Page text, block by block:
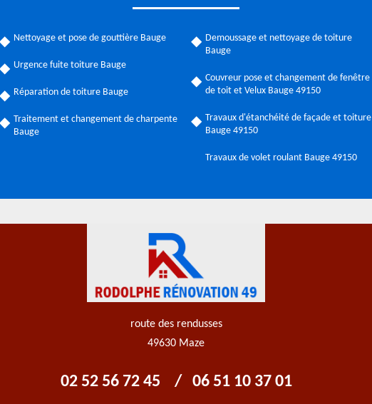
Nettoyage et pose de gouttière Bauge
Urgence fuite toiture Bauge
Réparation de toiture Bauge
Traitement et changement de charpente
Bauge
Demoussage et nettoyage de toiture
Bauge
Couvreur pose et changement de fenêtre
de toit et Velux Bauge 49150
Travaux d'étanchéité de façade et toiture
Bauge 49150
Travaux de volet roulant Bauge 49150
route des rendusses
49630 Maze
02 52 56 72 45 / 06 51 10 37 01